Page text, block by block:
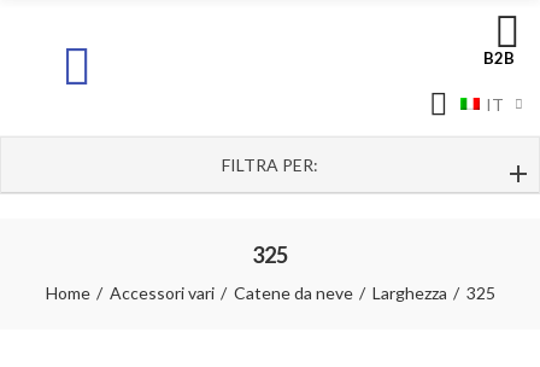
B2B
IT
FILTRA PER:
325
Home Accessori vari Catene da neve Larghezza 325